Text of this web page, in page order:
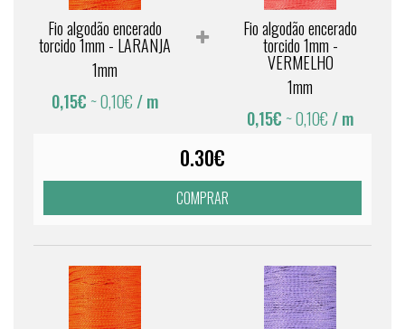
Fio algodão encerado
torcido 1mm - LARANJA
1mm
0,15€ ~ 0,10€ / m
Fio algodão encerado
torcido 1mm -
VERMELHO
1mm
0,15€ ~ 0,10€ / m
0.30€
COMPRAR